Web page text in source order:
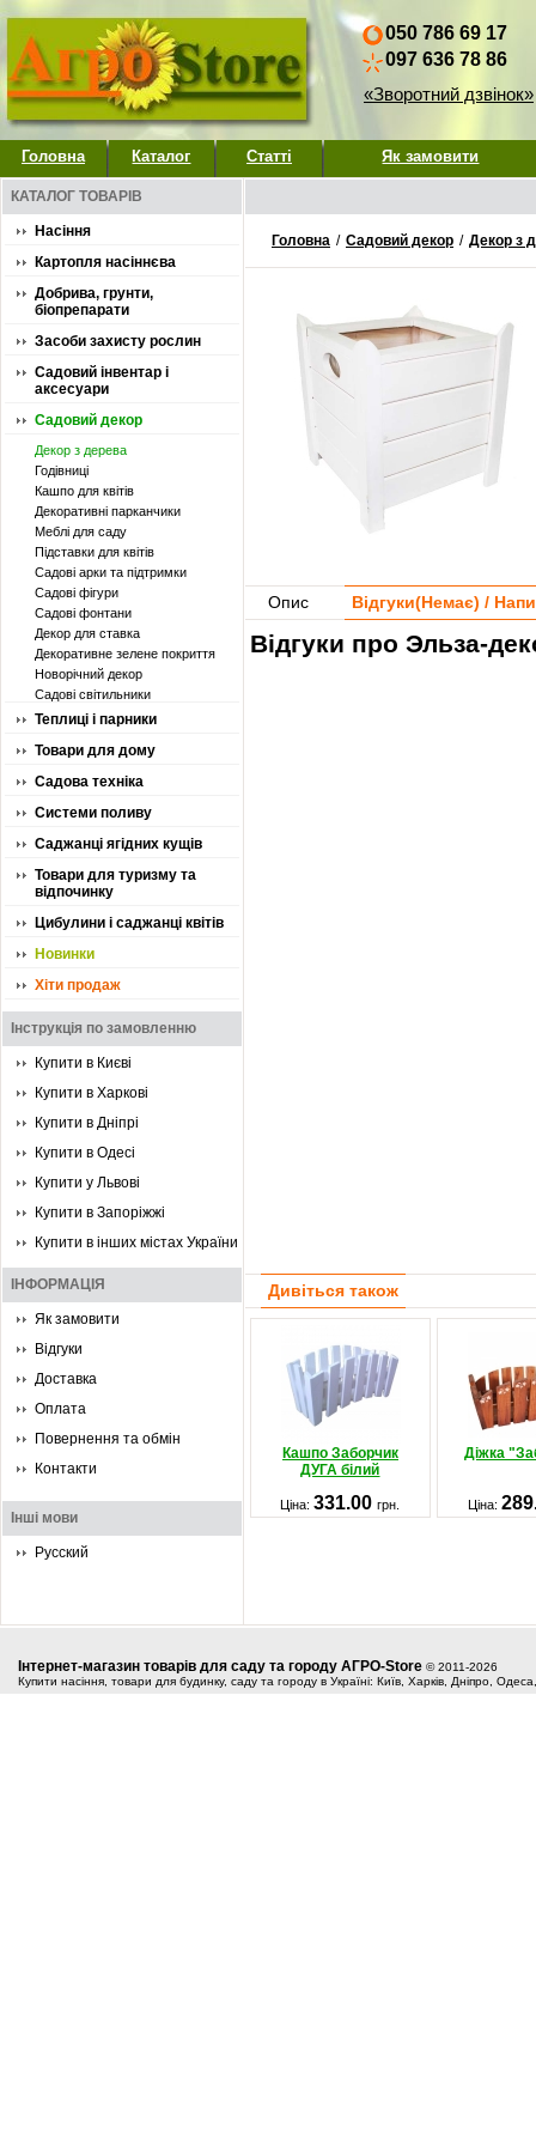
050 786 69 17
097 636 78 86
«Зворотний дзвінок»
Головна Каталог Статті Як замовити
КАТАЛОГ ТОВАРІВ
Насіння
Картопля насіннєва
Добрива, грунти,
біопрепарати
Засоби захисту рослин
Садовий інвентар і
аксесуари
Садовий декор
Декор з дерева
Годівниці
Кашпо для квітів
Декоративні парканчики
Меблі для саду
Підставки для квітів
Садові арки та підтримки
Садові фігури
Садові фонтани
Декор для ставка
Декоративне зелене покриття
Новорічний декор
Садові світильники
Теплиці і парники
Товари для дому
Садова техніка
Системи поливу
Саджанці ягідних кущів
Товари для туризму та
відпочинку
Цибулини і саджанці квітів
Новинки
Хіти продаж
Інструкція по замовленню
Купити в Києві
Купити в Харкові
Купити в Дніпрі
Купити в Одесі
Купити у Львові
Купити в Запоріжжі
Купити в інших містах України
ІНФОРМАЦІЯ
Як замовити
Відгуки
Доставка
Оплата
Повернення та обмін
Контакти
Інші мови
Русский
Головна / Садовий декор / Декор з
Опис Відгуки(Немає) /
Відгуки про Эльза-
Дивіться також
Кашпо Заборчик
ДУГА білий
Діжка
Ціна:331.00грн. Ціна:
Інтернет-магазин товарів для саду та городу АГРО-Store © 2011-2026
Купити насіння, товари для будинку, саду та городу в Україні: Київ, Харків, Дніпро,